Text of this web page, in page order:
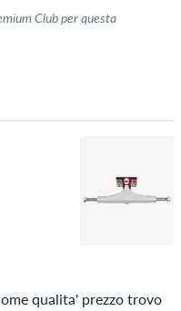
Club per questa
qualita' prezzo trovo